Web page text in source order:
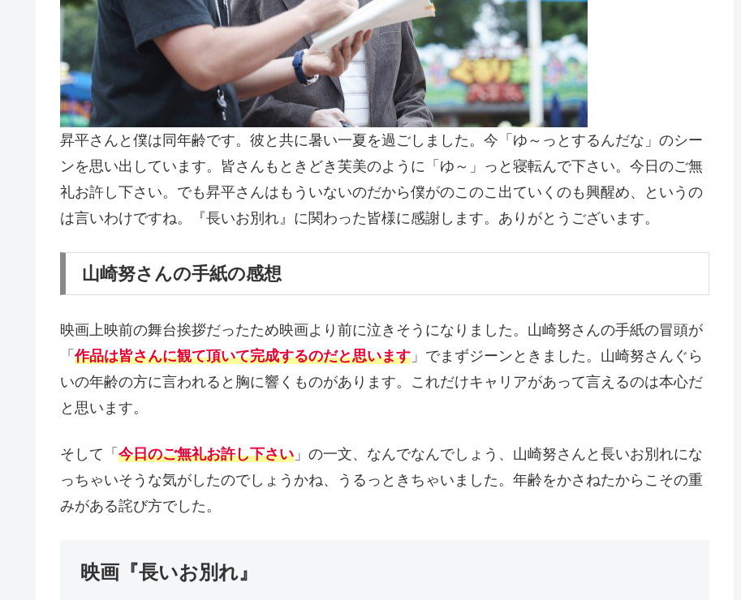
昇平さんと僕は同年齢です。彼と共に暑い一夏を過ごしました。今「ゆ～っとするんだな」のシー
ンを思い出しています。皆さんもときどき芙美のように「ゆ～」っと寝転んで下さい。今日のご無
礼お許し下さい。でも昇平さんはもういないのだから僕がのこのこ出ていくのも興醒め、というの
は言いわけですね。『長いお別れ』に関わった皆様に感謝します。ありがとうございます。
山崎努さんの手紙の感想
映画上映前の舞台挨拶だったため映画より前に泣きそうになりました。山崎努さんの手紙の冒頭が
「作品は皆さんに観て頂いて完成するのだと思います 」でまずジーンときました。山崎努さんぐら
いの年齢の方に言われると胸に響くものがあります。これだけキャリアがあって言えるのは本心だ
と思います。
そして「 今日のご無礼お許し下さい 」の一文、なんでなんでしょう、山崎努さんと長いお別れにな
っちゃいそうな気がしたのでしょうかね、うるっときちゃいました。年齢をかさねたからこその重
みがある詫び方でした。
映画『長いお別れ』